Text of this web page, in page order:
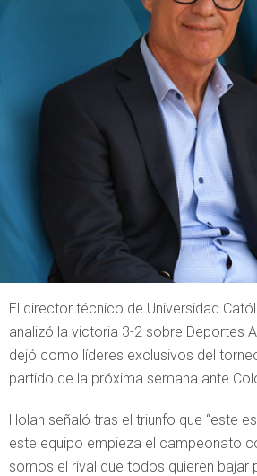
El director técnico de Universidad
analizó la victoria 3-2 sobre Deportes
dejó como líderes exclusivos del
partido de la próxima semana ante
Holan señaló tras el triunfo que “este
este equipo empieza el campeonato
somos el rival que todos quieren bajar